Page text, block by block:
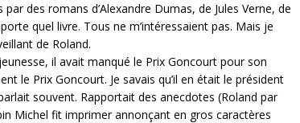
des romans d’Alexandre Dumas, de Jules Verne, de
quel livre. Tous ne m’intéressaient pas. Mais je
de Roland.
il avait manqué le Prix Goncourt pour son
le Prix Goncourt. Je savais qu’il en était le président
souvent. Rapportait des anecdotes (Roland par
Michel fit imprimer annonçant en gros caractères